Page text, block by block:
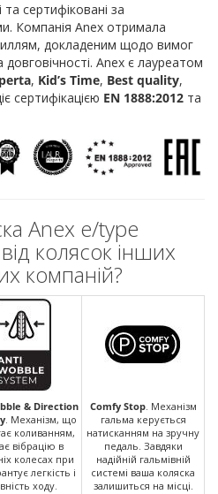
та сертифіковані за
Компанія Anex отримала
докладеним щодо вимог
довговічності. Anex є лауреатом
, Kid’s Time, Best quality,
сертифікацією EN 1888:2012 та
Anex e/type
колясок інших
компаній?
& Direction
. Механізм, що
коливанням,
вібрацію в
колесах при
легкість і
ходу.
Comfy Stop. Механізм
гальма керується
натисканням на зручну
педаль. Завдяки
надійній гальмівній
системі ваша коляска
залишиться на місці.